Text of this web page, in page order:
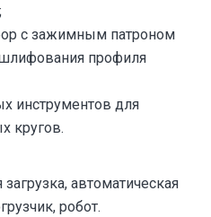
с зажимным патроном
профиля
инструментов для
кругов.
автоматическая
робот.